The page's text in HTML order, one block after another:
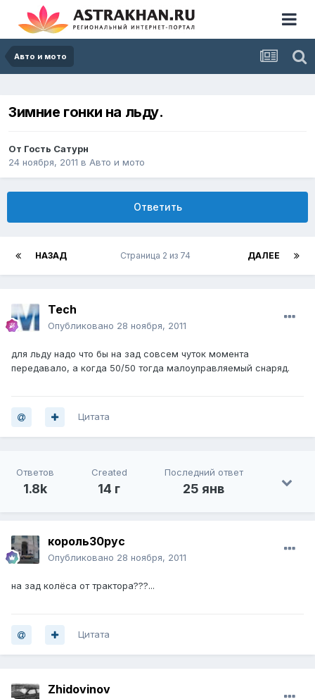
Авто и мото
Зимние гонки на льду.
От Гость Сатурн
24 ноября, 2011 в Авто и мото
Ответить
НАЗАД ДАЛЕЕ
Страница 2 из 74
Tech
Опубликовано 28 ноября, 2011
для льду надо что бы на зад совсем чуток момента
передавало, а когда 50/50 тогда малоуправляемый снаряд.
Цитата
Ответов
1.8k
Created
14 г
Последний ответ
25 янв
король30рус
Опубликовано 28 ноября, 2011
на зад колёса от трактора???...
Цитата
Zhidovinov